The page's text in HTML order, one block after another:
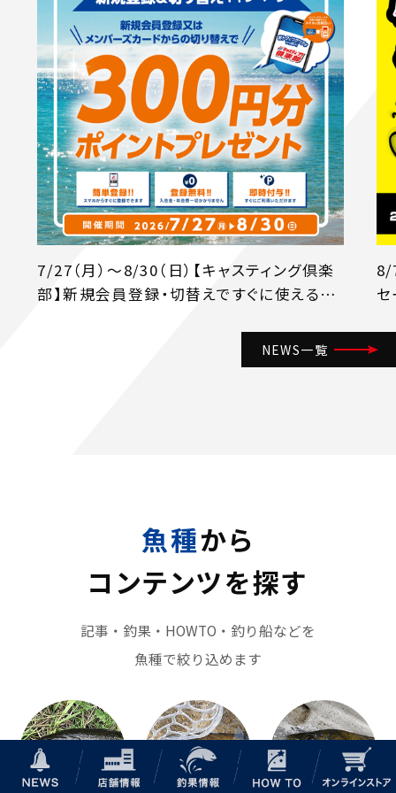
7/27（月）～8/30（日）【キャスティング倶楽
部】新規会員登録・切替えですぐに使える
8/
セ
NEWS一覧
魚種から
コンテンツを探す
記事・釣果・HOWTO・釣り船などを
魚種で絞り込めます
NEWS 店舗情報 釣果情報 HOW TO